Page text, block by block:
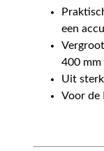
een
400 mm
Uit
Voor de